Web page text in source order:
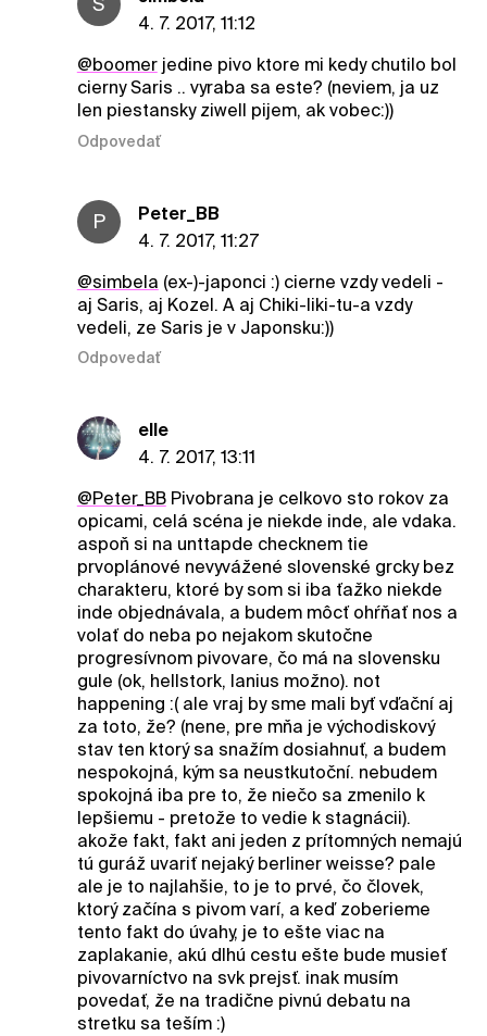
4. 7. 2017, 11:12
@boomerjedine pivo ktore mi kedy chutilo bol
cierny Saris .. vyraba sa este? (neviem, ja uz
len piestansky ziwell pijem, ak vobec:))
Odpovedať
P
Peter_BB
4. 7. 2017, 11:27
@simbela (ex-)-japonci :) cierne vzdy vedeli -
aj Saris, aj Kozel. A aj Chiki-liki-tu-a vzdy
vedeli, ze Saris je v Japonsku:))
Odpovedať
elle
4. 7. 2017, 13:11
@Peter_BBPivobrana je celkovo sto rokov za
opicami, celá scéna je niekde inde, ale vdaka.
aspoň si na unttapde checknem tie
prvoplánové nevyvážené slovenské grcky bez
charakteru, ktoré by som si iba ťažko niekde
inde objednávala, a budem môcť ohŕňať nos a
volať do neba po nejakom skutočne
progresívnom pivovare, čo má na slovensku
gule (ok, hellstork, lanius možno). not
happening :( ale vraj by sme mali byť vďační aj
za toto, že? (nene, pre mňa je východiskový
stav ten ktorý sa snažím dosiahnuť, a budem
nespokojná, kým sa neustkutoční. nebudem
spokojná iba pre to, že niečo sa zmenilo k
lepšiemu - pretože to vedie k stagnácii).
akože fakt, fakt ani jeden z prítomných nemajú
tú guráž uvariť nejaký berliner weisse? pale
ale je to najlahšie, to je to prvé, čo človek,
ktorý začína s pivom varí, a keď zoberieme
tento fakt do úvahy, je to ešte viac na
zaplakanie, akú dlhú cestu ešte bude musieť
pivovarníctvo na svk prejsť. inak musím
povedať, že na tradične pivnú debatu na
stretku sa teším :)